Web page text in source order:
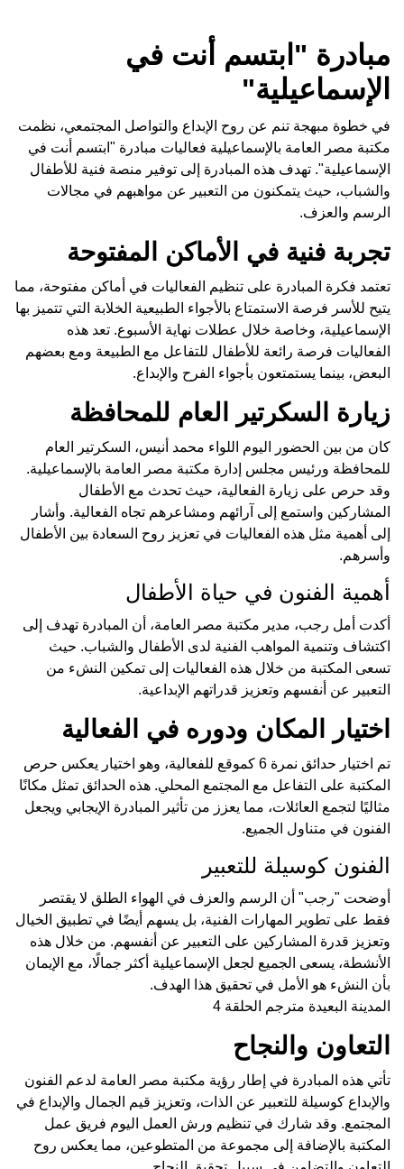
مبادرة "ابتسم أنت في
الإسماعيلية"
في خطوة مبهجة تنم عن روح الإبداع والتواصل المجتمعي، نظمت
مكتبة مصر العامة بالإسماعيلية فعاليات مبادرة "ابتسم أنت في
الإسماعيلية". تهدف هذه المبادرة إلى توفير منصة فنية للأطفال
والشباب، حيث يتمكنون من التعبير عن مواهبهم في مجالات
الرسم والعزف.
تجربة فنية في الأماكن المفتوحة
تعتمد فكرة المبادرة على تنظيم الفعاليات في أماكن مفتوحة، مما
يتيح للأسر فرصة الاستمتاع بالأجواء الطبيعية الخلابة التي تتميز بها
الإسماعيلية، وخاصة خلال عطلات نهاية الأسبوع. تعد هذه
الفعاليات فرصة رائعة للأطفال للتفاعل مع الطبيعة ومع بعضهم
البعض، بينما يستمتعون بأجواء الفرح والإبداع.
زيارة السكرتير العام للمحافظة
كان من بين الحضور اليوم اللواء محمد أنيس، السكرتير العام
للمحافظة ورئيس مجلس إدارة مكتبة مصر العامة بالإسماعيلية.
وقد حرص على زيارة الفعالية، حيث تحدث مع الأطفال
المشاركين واستمع إلى آرائهم ومشاعرهم تجاه الفعالية. وأشار
إلى أهمية مثل هذه الفعاليات في تعزيز روح السعادة بين الأطفال
وأسرهم.
أهمية الفنون في حياة الأطفال
أكدت أمل رجب، مدير مكتبة مصر العامة، أن المبادرة تهدف إلى
اكتشاف وتنمية المواهب الفنية لدى الأطفال والشباب. حيث
تسعى المكتبة من خلال هذه الفعاليات إلى تمكين النشء من
التعبير عن أنفسهم وتعزيز قدراتهم الإبداعية.
اختيار المكان ودوره في الفعالية
تم اختيار حدائق نمرة 6 كموقع للفعالية، وهو اختيار يعكس حرص
المكتبة على التفاعل مع المجتمع المحلي. هذه الحدائق تمثل مكانًا
مثاليًا لتجمع العائلات، مما يعزز من تأثير المبادرة الإيجابي ويجعل
الفنون في متناول الجميع.
الفنون كوسيلة للتعبير
أوضحت "رجب" أن الرسم والعزف في الهواء الطلق لا يقتصر
فقط على تطوير المهارات الفنية، بل يسهم أيضًا في تطبيق الخيال
وتعزيز قدرة المشاركين على التعبير عن أنفسهم. من خلال هذه
الأنشطة، يسعى الجميع لجعل الإسماعيلية أكثر جمالًا، مع الإيمان
بأن النشء هو الأمل في تحقيق هذا الهدف.
المدينة البعيدة مترجم الحلقة 4
التعاون والنجاح
تأتي هذه المبادرة في إطار رؤية مكتبة مصر العامة لدعم الفنون
والإبداع كوسيلة للتعبير عن الذات، وتعزيز قيم الجمال والإبداع في
المجتمع. وقد شارك في تنظيم ورش العمل اليوم فريق عمل
المكتبة بالإضافة إلى مجموعة من المتطوعين، مما يعكس روح